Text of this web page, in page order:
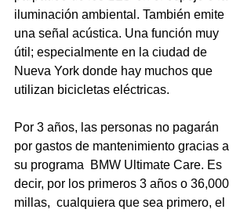
iluminación ambiental. También emite
una señal acústica. Una función muy
útil; especialmente en la ciudad de
Nueva York donde hay muchos que
utilizan bicicletas eléctricas.
Por 3 años, las personas no pagarán
por gastos de mantenimiento gracias a
su programa  BMW Ultimate Care. Es
decir, por los primeros 3 años o 36,000
millas,  cualquiera que sea primero, el